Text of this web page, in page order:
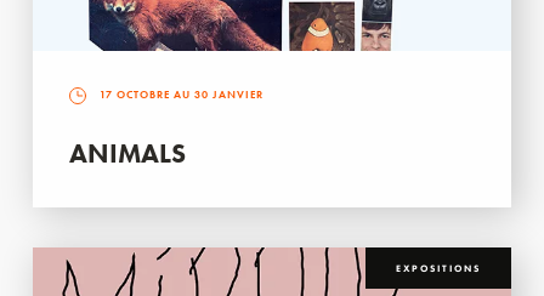
17 OCTOBRE AU 30 JANVIER
ANIMALS
EXPOSITIONS